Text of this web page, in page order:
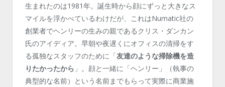
生まれたのは1981年。誕生時から顔にずっと大きなス
マイルを浮かべているわけだが、これはNumatic社の
創業者でヘンリーの生みの親であるクリス・ダンカン
氏のアイディア。早朝や夜遅くにオフィスの清掃をす
る孤独なスタッフのために「友達のような掃除機を造
りたかったから 」。顔と一緒に「ヘンリー」（執事の
典型的な名前）という名前までもらって実際に商業施